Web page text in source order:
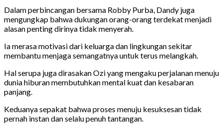
Dalam perbincangan bersama Robby Purba, Dandy juga
mengungkap bahwa dukungan orang-orang terdekat menjadi
alasan penting dirinya tidak menyerah.
Ia merasa motivasi dari keluarga dan lingkungan sekitar
membantu menjaga semangatnya untuk terus melangkah.
Hal serupa juga dirasakan Ozi yang mengaku perjalanan menuju
dunia hiburan membutuhkan mental kuat dan kesabaran
panjang.
Keduanya sepakat bahwa proses menuju kesuksesan tidak
pernah instan dan selalu penuh tantangan.